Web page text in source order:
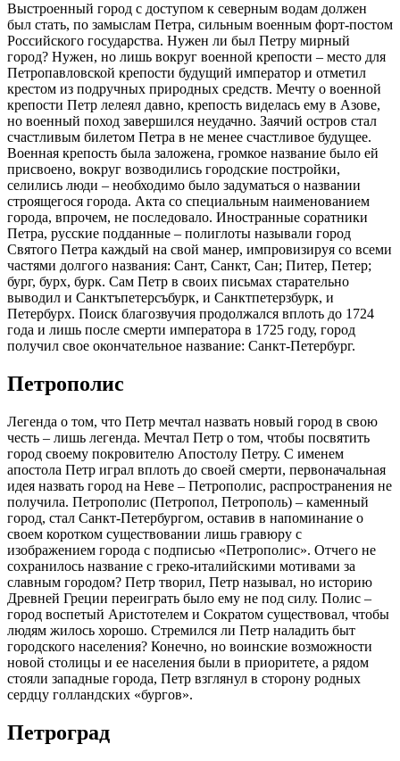
Выстроенный город с доступом к северным водам должен
был стать, по замыслам Петра, сильным военным форт-постом
Российского государства. Нужен ли был Петру мирный
город? Нужен, но лишь вокруг военной крепости – место для
Петропавловской крепости будущий император и отметил
крестом из подручных природных средств. Мечту о военной
крепости Петр лелеял давно, крепость виделась ему в Азове,
но военный поход завершился неудачно. Заячий остров стал
счастливым билетом Петра в не менее счастливое будущее.
Военная крепость была заложена, громкое название было ей
присвоено, вокруг возводились городские постройки,
селились люди – необходимо было задуматься о названии
строящегося города. Акта со специальным наименованием
города, впрочем, не последовало. Иностранные соратники
Петра, русские подданные – полиглоты называли город
Святого Петра каждый на свой манер, импровизируя со всеми
частями долгого названия: Сант, Санкт, Сан; Питер, Петер;
бург, бурх, бурк. Сам Петр в своих письмах старательно
выводил и Санктъпетерсъбурк, и Санктпетерзбурк, и
Петербурх. Поиск благозвучия продолжался вплоть до 1724
года и лишь после смерти императора в 1725 году, город
получил свое окончательное название: Санкт-Петербург.
Петрополис
Легенда о том, что Петр мечтал назвать новый город в свою
честь – лишь легенда. Мечтал Петр о том, чтобы посвятить
город своему покровителю Апостолу Петру. С именем
апостола Петр играл вплоть до своей смерти, первоначальная
идея назвать город на Неве – Петрополис, распространения не
получила. Петрополис (Петропол, Петрополь) – каменный
город, стал Санкт-Петербургом, оставив в напоминание о
своем коротком существовании лишь гравюру с
изображением города с подписью «Петрополис». Отчего не
сохранилось название с греко-италийскими мотивами за
славным городом? Петр творил, Петр называл, но историю
Древней Греции переиграть было ему не под силу. Полис –
город воспетый Аристотелем и Сократом существовал, чтобы
людям жилось хорошо. Стремился ли Петр наладить быт
городского населения? Конечно, но воинские возможности
новой столицы и ее населения были в приоритете, а рядом
стояли западные города, Петр взглянул в сторону родных
сердцу голландских «бургов».
Петроград